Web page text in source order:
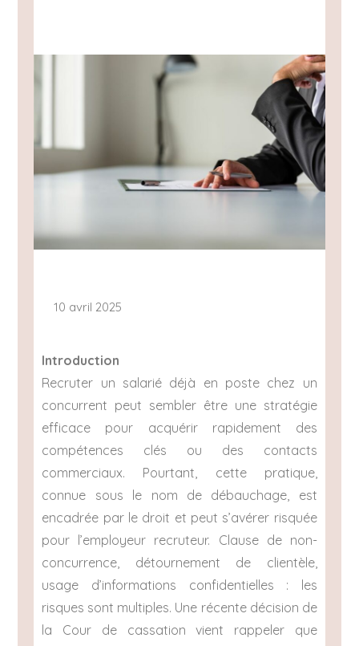
10 avril 2025
Introduction
Recruter un salarié déjà en poste chez un
concurrent peut sembler être une stratégie
efficace pour acquérir rapidement des
compétences clés ou des contacts
commerciaux. Pourtant, cette pratique,
connue sous le nom de débauchage, est
encadrée par le droit et peut s’avérer risquée
pour l’employeur recruteur. Clause de non-
concurrence, détournement de clientèle,
usage d’informations confidentielles : les
risques sont multiples. Une récente décision de
la Cour de cassation vient rappeler que